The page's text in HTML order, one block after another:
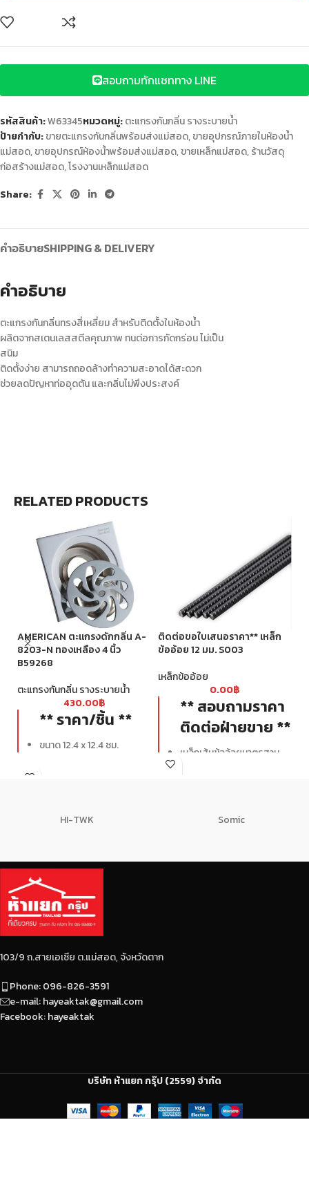
สอบถามทักแชททาง LINE
รหัสสินค้า:W63345หมวดหมู่:ตะแกรงกันกลิ่น รางระบายน้ำ
ป้ายกำกับ:ขายตะแกรงกันกลิ่นพร้อมส่งแม่สอด,ขายอุปกรณ์ภายในห้องน้ำ
แม่สอด,ขายอุปกรณ์ห้องน้ำพร้อมส่งแม่สอด,ขายเหล็กแม่สอด,ร้านวัสดุ
ก่อสร้างแม่สอด,โรงงานเหล็กแม่สอด
Share:
คำอธิบายSHIPPING & DELIVERY
คำอธิบาย
ตะแกรงกันกลิ่นทรงสี่เหลี่ยม สำหรับติดตั้งในห้องน้ำ
ผลิตจากสเตนเลสสตีลคุณภาพ ทนต่อการกัดกร่อน ไม่เป็น
สนิม
ติดตั้งง่าย สามารถถอดล้างทำความสะอาดได้สะดวก
ช่วยลดปัญหาท่ออุดตัน และกลิ่นไม่พึงประสงค์
RELATED PRODUCTS
AMERICAN ตะแกรงดักกลิ่น A-
8203-N ทองเหลือง 4 นิ้ว
B59268
ตะแกรงกันกลิ่น รางระบายน้ำ
430.00฿
** ราคา/ชิ้น **
ขนาด 12.4 x 12.4 ซม.
ติดต่อขอใบเสนอราคา** เหล็ก
ข้ออ้อย 12 มม. S003
เหล็กข้ออ้อย
0.00฿
** สอบถามราคา
ติดต่อฝ่ายขาย **
เหล็กเส้นข้ออ้อยมาตรฐาน
สม่ำเสมอตลอดทั้งเส้น
HI-TWK Somic
103/9 ถ.สายเอเซีย ต.แม่สอด, จังหวัดตาก
Phone: 096-826-3591
e-mail: hayeaktak@gmail.com
Facebook: hayeaktak
บริษัท ห้าแยก กรุ๊ป (2559) จำกัด